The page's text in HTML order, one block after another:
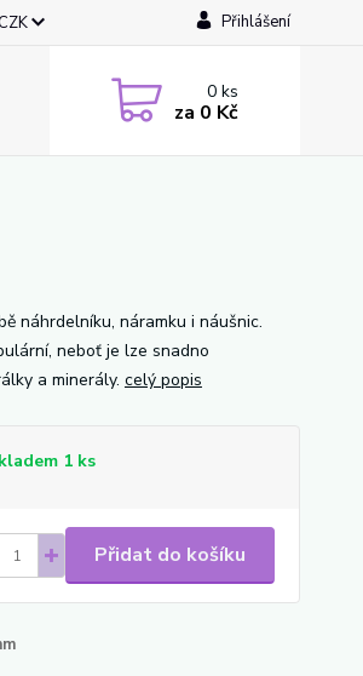
CZK Přihlášení
0ks
za 0 Kč
náhrdelníku, náramku i náušnic.
neboť je lze snadno
a minerály. celý popis
1 ks
Přidat do košíku